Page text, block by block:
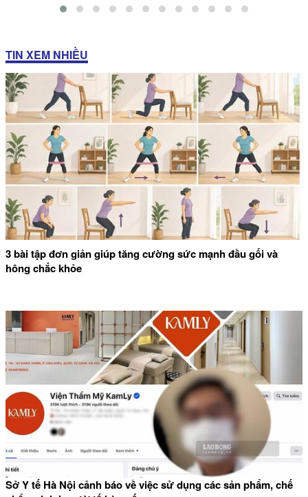
TIN XEM NHIỀU
3 bài tập đơn giản giúp tăng cường sức mạnh đầu gối và
hông chắc khỏe
Sở Y tế Hà Nội cảnh báo về việc sử dụng các sản phẩm, chế